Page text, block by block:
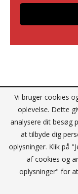
Vi bruger cookies
oplevelse. Dette
analysere dit besøg
at tilbyde dig
oplysninger. Klik på
af cookies og
oplysninger" for